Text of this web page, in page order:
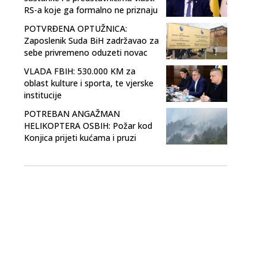
RS-a koje ga formalno ne priznaju
POTVRĐENA OPTUŽNICA:
Zaposlenik Suda BiH zadržavao za
sebe privremeno oduzeti novac
VLADA FBIH: 530.000 KM za
oblast kulture i sporta, te vjerske
institucije
POTREBAN ANGAŽMAN
HELIKOPTERA OSBIH: Požar kod
Konjica prijeti kućama i pruzi